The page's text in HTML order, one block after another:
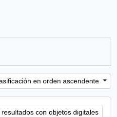
en orden ascendente
con objetos digitales